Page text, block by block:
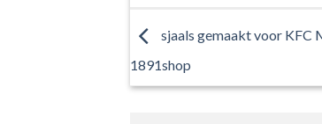
sjaals gemaakt voor KFC
1891shop